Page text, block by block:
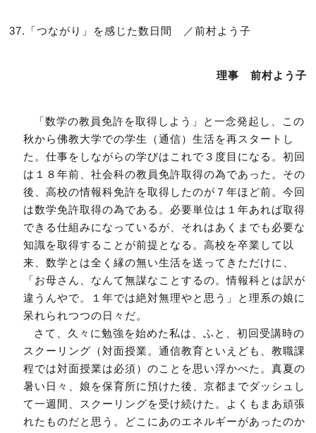
37.「つながり」を感じた数日間 ／前村よう子
理事 前村よう子
「数学の教員免許を取得しよう」と一念発起し、この
秋から佛教大学での学生（通信）生活を再スタートし
た。仕事をしながらの学びはこれで３度目になる。初回
は１８年前、社会科の教員免許取得の為であった。その
後、高校の情報科免許を取得したのが７年ほど前。今回
は数学免許取得の為である。必要単位は１年あれば取得
できる仕組みになっているが、それはあくまでも必要な
知識を取得することが前提となる。高校を卒業して以
来、数学とは全く縁の無い生活を送ってきただけに、
「お母さん、なんて無謀なことするの。情報科とは訳が
違うんやで。１年では絶対無理やと思う」と理系の娘に
呆れられつつの日々だ。
さて、久々に勉強を始めた私は、ふと、初回受講時の
スクーリング（対面授業。通信教育といえども、教職課
程では対面授業は必須）のことを思い浮かべた。真夏の
暑い日々、娘を保育所に預けた後、京都までダッシュし
て一週間、スクーリングを受け続けた。よくもまあ頑張
れたものだと思う。どこにあのエネルギーがあったのか